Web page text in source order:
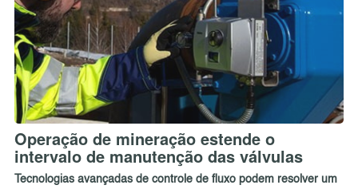
Operação de mineração estende o
intervalo de manutenção das válvulas
Tecnologias avançadas de controle de fluxo podem resolver um